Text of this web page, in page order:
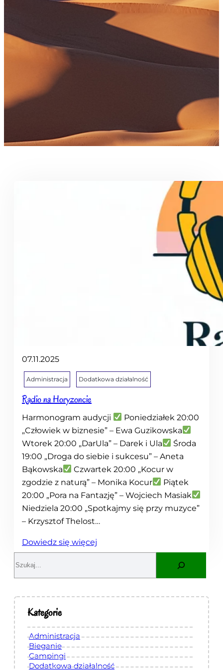
07.11.2025
Administracja Dodatkowa działalność
Radio na Horyzoncie
Harmonogram audycji
Poniedziałek 20:00
„Człowiek w biznesie” – Ewa Guzikowska
Wtorek 20:00 „DarUla” – Darek i Ula
Środa
19:00 „Droga do siebie i sukcesu” – Aneta
Bąkowska
Czwartek 20:00 „Kocur w
zgodzie z naturą” – Monika Kocur
Piątek
20:00 „Pora na Fantazję” – Wojciech Masiak
Niedziela 20:00 „Spotkajmy się przy muzyce”
– Krzysztof Thelost…
Dowiedz się więcej
R
d
H
o
r
c
h
Kategorie
Administracja
Bieganie
Campingi
Dodatkowa działalność